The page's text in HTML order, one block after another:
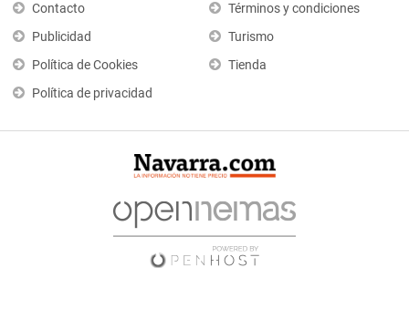
Contacto
Publicidad
Política de Cookies
Política de privacidad
Términos y condiciones
Turismo
Tienda